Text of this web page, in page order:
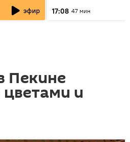
эфир
керек?
17:08 47 мин
Пекине
цветами и